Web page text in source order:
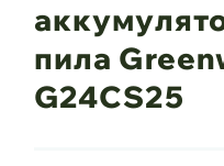
пила
G24CS25